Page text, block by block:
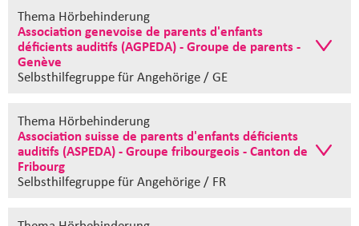
Thema Hörbehinderung
Association genevoise de parents d'enfants
déficients auditifs (AGPEDA) - Groupe de parents -
Genève
Selbsthilfegruppefür Angehörige / GE
Thema Hörbehinderung
Association suisse de parents d'enfants déficients
auditifs (ASPEDA) - Groupe fribourgeois - Canton de
Fribourg
Selbsthilfegruppefür Angehörige / FR